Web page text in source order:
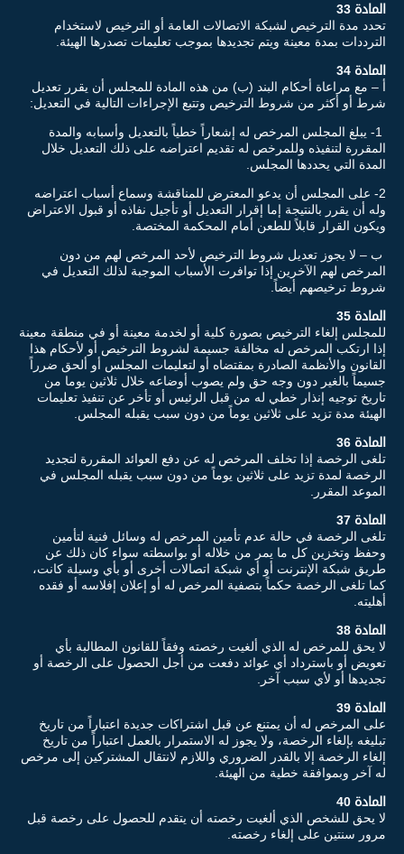
المادة 33
تحدد مدة الترخيص لشبكة الاتصالات العامة أو الترخيص لاستخدام
الترددات بمدة معينة ويتم تجديدها بموجب تعليمات تصدرها الهيئة.
المادة 34
أ – مع مراعاة أحكام البند (ب) من هذه المادة للمجلس أن يقرر تعديل
شرط أو أكثر من شروط الترخيص وتتبع الإجراءات التالية في التعديل:
1- يبلغ المجلس المرخص له إشعاراً خطياً بالتعديل وأسبابه والمدة
المقررة لتنفيذه وللمرخص له تقديم اعتراضه على ذلك التعديل خلال
المدة التي يحددها المجلس.
2- على المجلس أن يدعو المعترض للمناقشة وسماع أسباب اعتراضه
وله أن يقرر بالنتيجة إما إقرار التعديل أو تأجيل نفاذه أو قبول الاعتراض
ويكون القرار قابلاً للطعن أمام المحكمة المختصة.
ب – لا يجوز تعديل شروط الترخيص لأحد المرخص لهم من دون
المرخص لهم الآخرين إذا توافرت الأسباب الموجبة لذلك التعديل في
شروط ترخيصهم أيضاً.
المادة 35
للمجلس إلغاء الترخيص بصورة كلية أو لخدمة معينة أو في منطقة معينة
إذا ارتكب المرخص له مخالفة جسيمة لشروط الترخيص أو لأحكام هذا
القانون والأنظمة الصادرة بمقتضاه أو لتعليمات المجلس أو ألحق ضرراً
جسيماً بالغير دون وجه حق ولم يصوب أوضاعه خلال ثلاثين يوما من
تاريخ توجيه إنذار خطي له من قبل الرئيس أو تأخر عن تنفيذ تعليمات
الهيئة مدة تزيد على ثلاثين يوماً من دون سبب يقبله المجلس.
المادة 36
تلغى الرخصة إذا تخلف المرخص له عن دفع العوائد المقررة لتجديد
الرخصة لمدة تزيد على ثلاثين يوماً من دون سبب يقبله المجلس في
الموعد المقرر.
المادة 37
تلغى الرخصة في حالة عدم تأمين المرخص له وسائل فنية لتأمين
وحفظ وتخزين كل ما يمر من خلاله أو بواسطته سواء كان ذلك عن
طريق شبكة الإنترنت أو أي شبكة اتصالات أخرى أو بأي وسيلة كانت،
كما تلغى الرخصة حكماً بتصفية المرخص له أو إعلان إفلاسه أو فقده
أهليته.
المادة 38
لا يحق للمرخص له الذي ألغيت رخصته وفقاً للقانون المطالبة بأي
تعويض أو باسترداد أي عوائد دفعت من أجل الحصول على الرخصة أو
تجديدها أو لأي سبب آخر.
المادة 39
على المرخص له أن يمتنع عن قبل اشتراكات جديدة اعتباراً من تاريخ
تبليغه بإلغاء الرخصة، ولا يجوز له الاستمرار بالعمل اعتباراً من تاريخ
إلغاء الرخصة إلا بالقدر الضروري واللازم لانتقال المشتركين إلى مرخص
له آخر وبموافقة خطية من الهيئة.
المادة 40
لا يحق للشخص الذي ألغيت رخصته أن يتقدم للحصول على رخصة قبل
مرور سنتين على إلغاء رخصته.